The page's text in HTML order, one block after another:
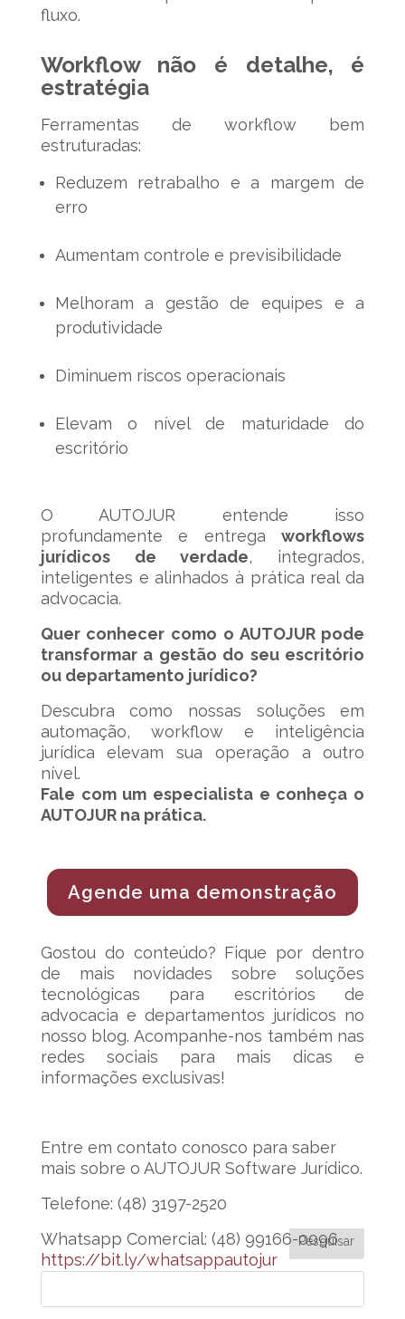
fluxo.
Workflow não é detalhe, é
estratégia
Ferramentas de workflow bem
estruturadas:
Reduzem retrabalho e a margem de
erro
Aumentam controle e previsibilidade
Melhoram a gestão de equipes e a
produtividade
Diminuem riscos operacionais
Elevam o nível de maturidade do
escritório
O AUTOJUR entende isso
profundamente e entregaworkflows
jurídicos de verdade, integrados,
inteligentes e alinhados à prática real da
advocacia.
Quer conhecer como o AUTOJUR pode
transformar a gestão do seu escritório
ou departamento jurídico?
Descubra como nossas soluções em
automação, workflow e inteligência
jurídica elevam sua operação a outro
nível.
Fale com um especialista e conheça o
AUTOJUR na prática.
Agende uma demonstração
Gostou do conteúdo? Fique por dentro
de mais novidades sobre soluções
tecnológicas para escritórios de
advocacia e departamentos jurídicos no
nosso blog. Acompanhe-nos também nas
redes sociais para mais dicas e
informações exclusivas!
Entre em contato conosco para saber
mais sobre o AUTOJUR Software Jurídico.
Telefone: (48) 3197-2520
Whatsapp Comercial: (48) 99166-0096
https://bit.ly/whatsappautojur